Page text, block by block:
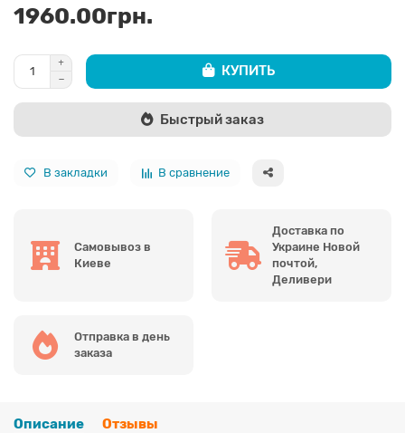
1960.00грн.
КУПИТЬ
Быстрый заказ
В закладки В сравнение
Самовывоз в
Киеве
Доставка по
Украине Новой
почтой,
Деливери
Отправка в день
заказа
Описание Отзывы